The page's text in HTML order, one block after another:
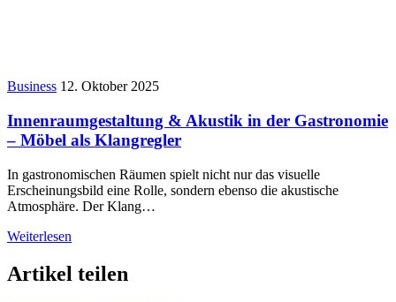
Business 12. Oktober 2025
Innenraumgestaltung & Akustik in der Gastronomie
– Möbel als Klangregler
In gastronomischen Räumen spielt nicht nur das visuelle
Erscheinungsbild eine Rolle, sondern ebenso die akustische
Atmosphäre. Der Klang…
Weiterlesen
Artikel teilen